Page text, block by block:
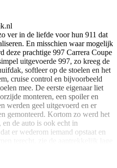
ver in de liefde voor hun 911 dat
En misschien waar mogelijk
deze prachtige 997 Carrera Coupe
uitgevoerde 997, zo kreeg de
softleer op de stoelen en het
cruise control en bijvoorbeeld
mee. De eerste eigenaar liet
monteren, een spoiler en
werden geel uitgevoerd en er
gemonteerd. Kortom zo werd het
de auto is ook echt in
er wederom iemand opstaat en
dat wie zijn auto zo uitvoerde er
de bij de auto aanwezige